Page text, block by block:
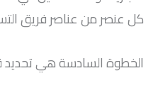
كل عنصر من عناصر فريق
الخطوة السادسة هي تحديد